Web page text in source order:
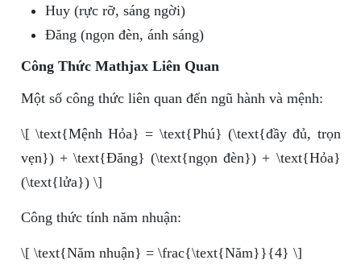
Huy (rực rỡ, sáng ngời)
Đăng (ngọn đèn, ánh sáng)
Công Thức Mathjax Liên Quan
Một số công thức liên quan đến ngũ hành và mệnh:
\[ \text{Mệnh Hỏa} = \text{Phú} (\text{đầy đủ, trọn
vẹn}) + \text{Đăng} (\text{ngọn đèn}) + \text{Hỏa}
(\text{lửa}) \]
Công thức tính năm nhuận:
\[ \text{Năm nhuận} = \frac{\text{Năm}}{4} \]